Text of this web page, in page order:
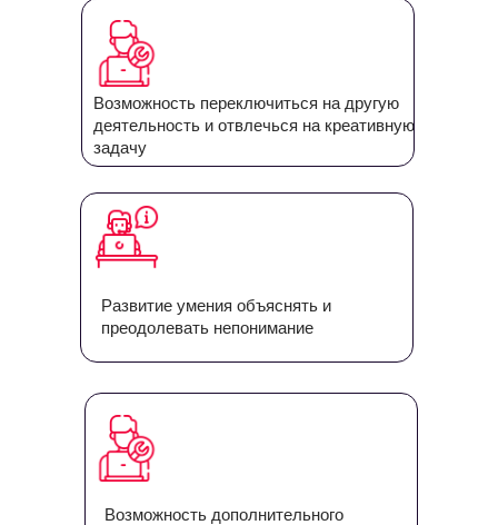
Развитие умения объяснять и
преодолевать непонимание
Возможность переключиться на другую
деятельность и отвлечься на креативную
задачу
Возможность дополнительного